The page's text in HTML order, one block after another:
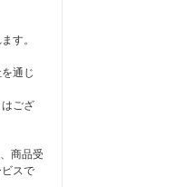
す。
通じ
ござ
商品受
スで